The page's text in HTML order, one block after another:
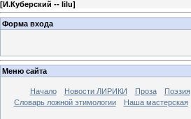
[И.Куберский -- lilu]
Форма входа
Меню сайта
Начало Новости ЛИРИКИ Проза Поэзия
Словарь ложной этимологии
Наша мастерская